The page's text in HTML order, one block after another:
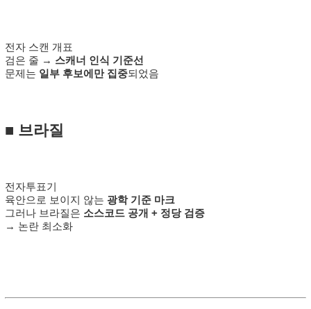
전자 스캔 개표
검은 줄 → 스캐너 인식 기준선
문제는 일부 후보에만 집중되었음
■ 브라질
전자투표기
육안으로 보이지 않는 광학 기준 마크
그러나 브라질은 소스코드 공개 + 정당 검증
→ 논란 최소화